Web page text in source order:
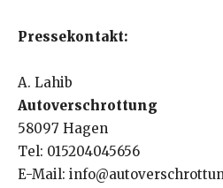
Pressekontakt:
A. Lahib
Autoverschrottung
58097 Hagen
Tel: 015204045656
E-Mail: